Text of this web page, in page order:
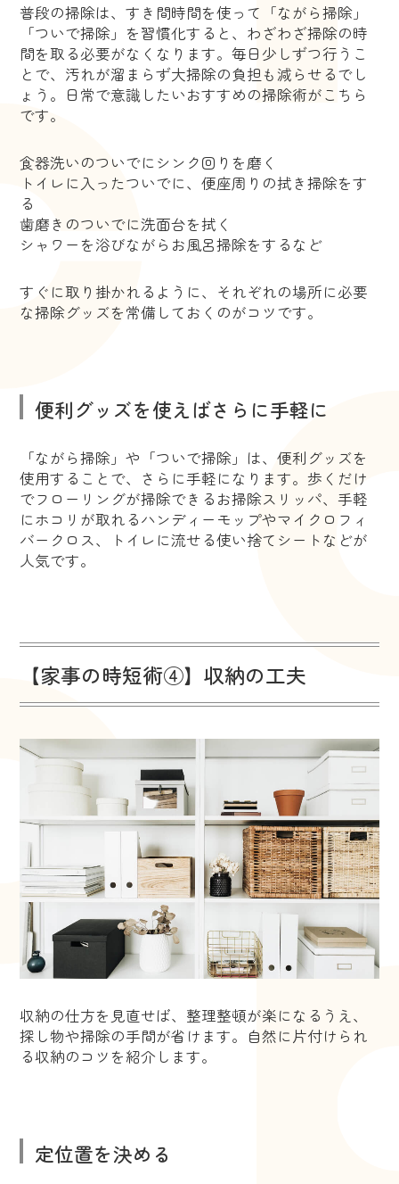
普段の掃除は、すき間時間を使って「ながら掃除」
「ついで掃除」を習慣化すると、わざわざ掃除の時
間を取る必要がなくなります。毎日少しずつ行うこ
とで、汚れが溜まらず大掃除の負担も減らせるでし
ょう。日常で意識したいおすすめの掃除術がこちら
です。
食器洗いのついでにシンク回りを磨く
トイレに入ったついでに、便座周りの拭き掃除をす
る
歯磨きのついでに洗面台を拭く
シャワーを浴びながらお風呂掃除をするなど
すぐに取り掛かれるように、それぞれの場所に必要
な掃除グッズを常備しておくのがコツです。
便利グッズを使えばさらに手軽に
「ながら掃除」や「ついで掃除」は、便利グッズを
使用することで、さらに手軽になります。歩くだけ
でフローリングが掃除できるお掃除スリッパ、手軽
にホコリが取れるハンディーモップやマイクロフィ
バークロス、トイレに流せる使い捨てシートなどが
人気です。
【家事の時短術④】収納の工夫
収納の仕方を見直せば、整理整頓が楽になるうえ、
探し物や掃除の手間が省けます。自然に片付けられ
る収納のコツを紹介します。
定位置を決める